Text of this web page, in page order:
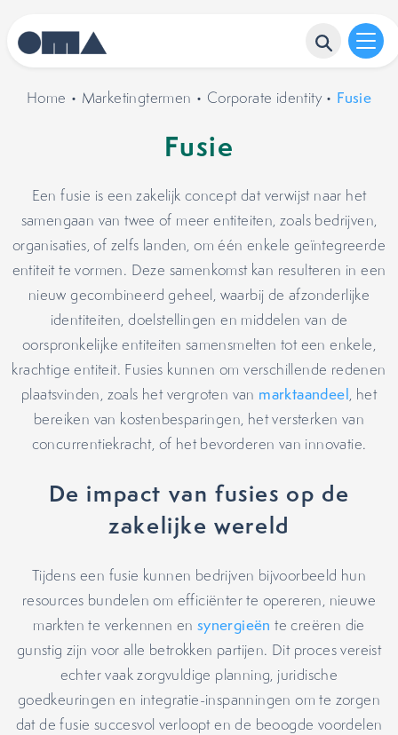
Home • Marketingtermen • Corporate identity• Fusie
Fusie
Een fusie is een zakelijk concept dat verwijst naar het
samengaan van twee of meer entiteiten, zoals bedrijven,
organisaties, of zelfs landen, om één enkele geïntegreerde
entiteit te vormen. Deze samenkomst kan resulteren in een
nieuw gecombineerd geheel, waarbij de afzonderlijke
identiteiten, doelstellingen en middelen van de
oorspronkelijke entiteiten samensmelten tot een enkele,
krachtige entiteit. Fusies kunnen om verschillende redenen
plaatsvinden, zoals het vergroten van marktaandeel, het
bereiken van kostenbesparingen, het versterken van
concurrentiekracht, of het bevorderen van innovatie.
De impact van fusies op de
zakelijke wereld
Tijdens een fusie kunnen bedrijven bijvoorbeeld hun
resources bundelen om efficiënter te opereren, nieuwe
markten te verkennen en synergieën te creëren die
gunstig zijn voor alle betrokken partijen. Dit proces vereist
echter vaak zorgvuldige planning, juridische
goedkeuringen en integratie-inspanningen om te zorgen
dat de fusie succesvol verloopt en de beoogde voordelen